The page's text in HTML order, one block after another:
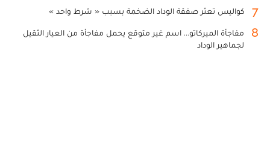
7 كواليس تعثر صفقة الوداد الضخمة بسبب « شرط واحد »
8
مفاجأة الميركاتو... اسم غير متوقع يحمل مفاجأة من العيار الثقيل
لجماهير الوداد